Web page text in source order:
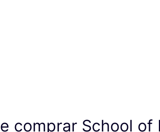
comprar School of